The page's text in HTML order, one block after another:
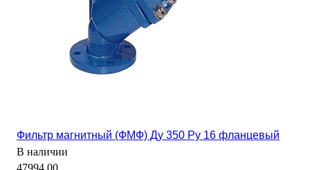
Фильтр магнитный (ФМФ) Ду 350 Ру 16 фланцевый
В наличии
47994.00